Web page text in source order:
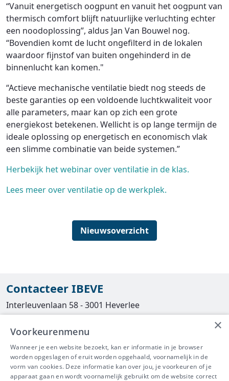
“Vanuit energetisch oogpunt en vanuit het oogpunt van
thermisch comfort blijft natuurlijke verluchting echter
een noodoplossing”, aldus Jan Van Bouwel nog.
“Bovendien komt de lucht ongefilterd in de lokalen
waardoor fijnstof van buiten ongehinderd in de
binnenlucht kan komen."
“Actieve mechanische ventilatie biedt nog steeds de
beste garanties op een voldoende luchtkwaliteit voor
alle parameters, maar kan op zich een grote
energiekost betekenen. Wellicht is op lange termijn de
ideale oplossing op energetisch en economisch vlak
een slimme combinatie van beide systemen.”
Herbekijk het webinar over ventilatie in de klas.
Lees meer over ventilatie op de werkplek.
Nieuwsoverzicht
Contacteer IBEVE
Interleuvenlaan 58 - 3001 Heverlee
016/390490
info@ibeve.be
asbest@ibeve.be
×
Voorkeurenmenu
Wanneer je een website bezoekt, kan er informatie in je browser
worden opgeslagen of eruit worden opgehaald, voornamelijk in de
vorm van cookies. Deze informatie kan over jou, je voorkeuren of je
apparaat gaan en wordt voornamelijk gebruikt om de website correct